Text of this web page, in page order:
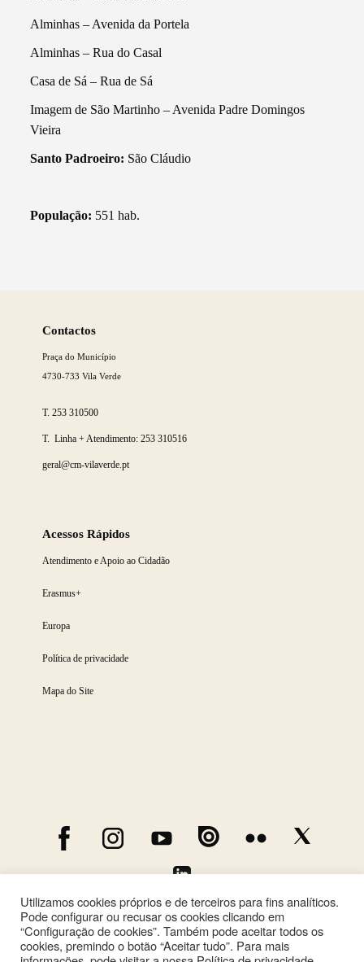
Alminhas – Avenida da Portela
Alminhas – Rua do Casal
Casa de Sá – Rua de Sá
Imagem de São Martinho – Avenida Padre Domingos
Vieira
Santo Padroeiro: São Cláudio
População: 551 hab.
Contactos
Praça do Município
4730-733 Vila Verde
T.253 310500
T. Linha + Atendimento: 253 310516
geral@cm-vilaverde.pt
Acessos Rápidos
Atendimento e Apoio ao Cidadão
Erasmus+
Europa
Política de privacidade
Mapa do Site
Utilizamos cookies próprios e de terceiros para fins analíticos.
Pode configurar ou recusar os cookies clicando em
“Configuração de cookies”. Também pode aceitar todos os
cookies, premindo o botão “Aceitar tudo”. Para mais